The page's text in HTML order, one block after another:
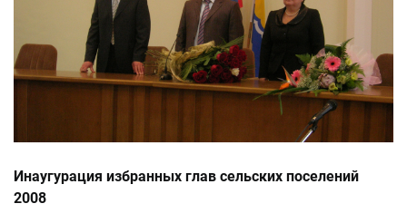
Инаугурация избранных глав сельских поселений
2008